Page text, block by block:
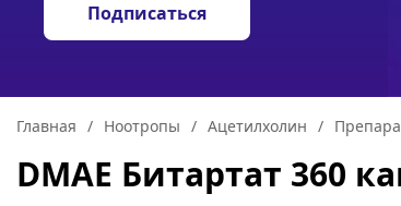
Главная / Ноотропы / Ацетилхолин /
DMAE Битартат 360
Подписаться